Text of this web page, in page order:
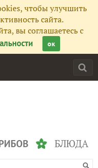
чтобы улучшить
сайта.
вы соглашаетесь с
ок
БЛЮДА